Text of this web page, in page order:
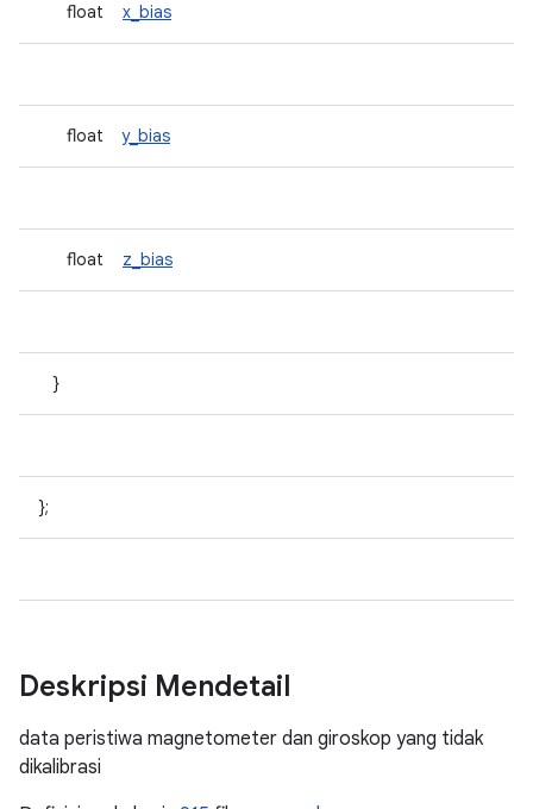
float x_bias
floaty_bias
float z_bias
}
};
Deskripsi Mendetail
data peristiwa magnetometer dan giroskop yang tidak
dikalibrasi